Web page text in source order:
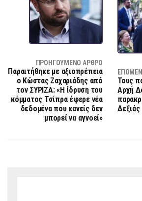
ΠΡΟΗΓΟΎΜΕΝΟ ΆΡΘΡΟ
Παραιτήθηκε με αξιοπρέπεια
ο Κώστας Ζαχαριάδης από
τον ΣΥΡΙΖΑ: «Η ίδρυση του
κόμματος Τσίπρα έφερε νέα
δεδομένα που κανείς δεν
μπορεί να αγνοεί»
Τους
Αρχή
Δεξιάς